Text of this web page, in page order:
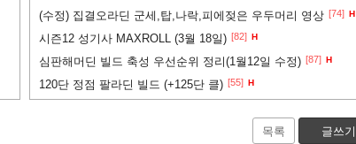
(수정) 집결오라딘 군세,탑,나락,피에젖은 우두머리 영상 [74] H
시즌12 성기사 MAXROLL (3월 18일) [82] H
심판해머딘 빌드 축성 우선순위 정리(1월12일 수정) [87] H
120단 정점 팔라딘 빌드 (+125단 클) [55] H
목록 글쓰기